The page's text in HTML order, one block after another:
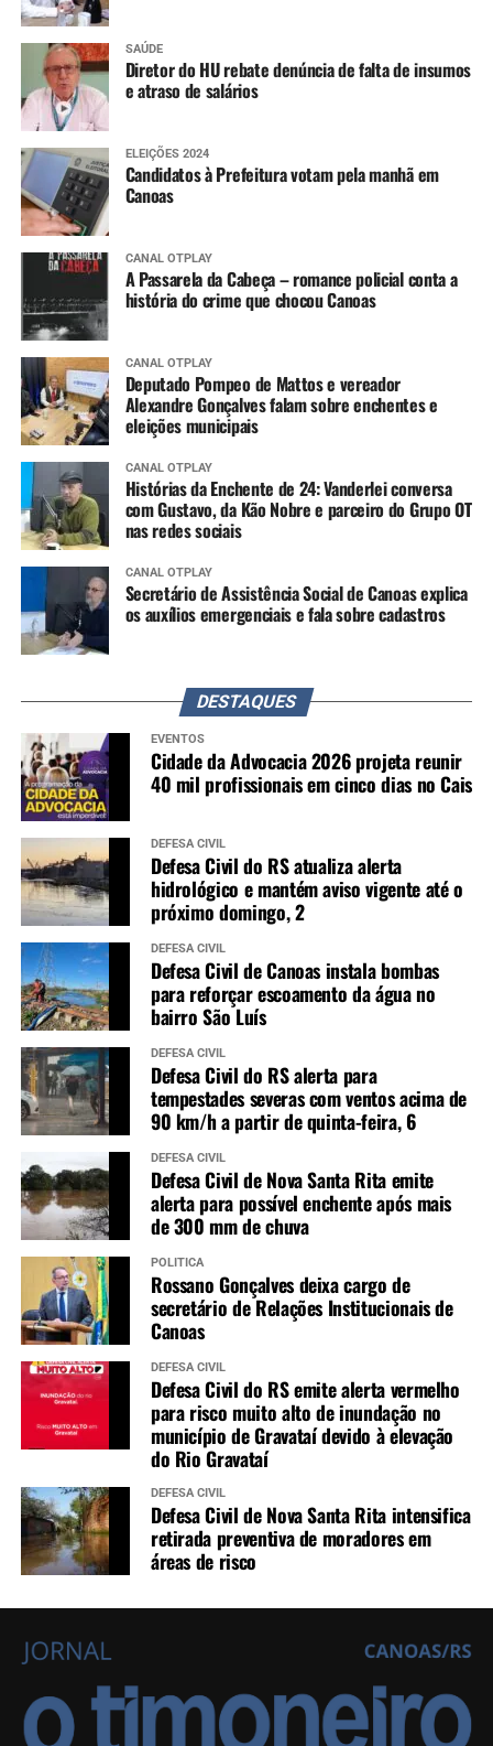
SAÚDE
Diretor do HU rebate denúncia de falta de insumos
e atraso de salários
ELEIÇÕES 2024
Candidatos à Prefeitura votam pela manhã em
Canoas
CANAL OTPLAY
A Passarela da Cabeça – romance policial conta a
história do crime que chocou Canoas
CANAL OTPLAY
Deputado Pompeo de Mattos e vereador
Alexandre Gonçalves falam sobre enchentes e
eleições municipais
CANAL OTPLAY
Histórias da Enchente de 24: Vanderlei conversa
com Gustavo, da Kão Nobre e parceiro do Grupo OT
nas redes sociais
CANAL OTPLAY
Secretário de Assistência Social de Canoas explica
os auxílios emergenciais e fala sobre cadastros
DESTAQUES
EVENTOS
Cidade da Advocacia 2026 projeta reunir
40 mil profissionais em cinco dias no Cais
DEFESA CIVIL
Defesa Civil do RS atualiza alerta
hidrológico e mantém aviso vigente até o
próximo domingo, 2
DEFESA CIVIL
Defesa Civil de Canoas instala bombas
para reforçar escoamento da água no
bairro São Luís
DEFESA CIVIL
Defesa Civil do RS alerta para
tempestades severas com ventos acima de
90 km/h a partir de quinta-feira, 6
DEFESA CIVIL
Defesa Civil de Nova Santa Rita emite
alerta para possível enchente após mais
de 300 mm de chuva
POLÍTICA
Rossano Gonçalves deixa cargo de
secretário de Relações Institucionais de
Canoas
DEFESA CIVIL
Defesa Civil do RS emite alerta vermelho
para risco muito alto de inundação no
município de Gravataí devido à elevação
do Rio Gravataí
DEFESA CIVIL
Defesa Civil de Nova Santa Rita intensifica
retirada preventiva de moradores em
áreas de risco